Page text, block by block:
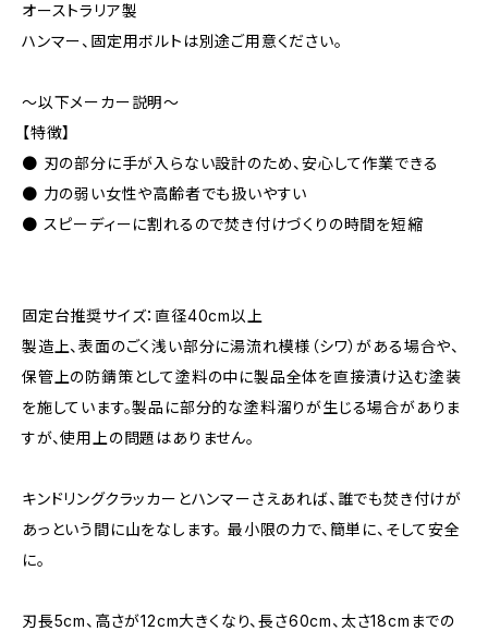
オーストラリア製
ハンマー、固定用ボルトは別途ご用意ください。
～以下メーカー説明～
【特徴】
● 刃の部分に手が入らない設計のため、安心して作業できる
● 力の弱い女性や高齢者でも扱いやすい
● スピーディーに割れるので焚き付けづくりの時間を短縮
固定台推奨サイズ：直径40cm以上
製造上、表面のごく浅い部分に湯流れ模様（シワ）がある場合や、
保管上の防錆策として塗料の中に製品全体を直接漬け込む塗装
を施しています。製品に部分的な塗料溜りが生じる場合がありま
すが、使用上の問題はありません。
キンドリングクラッカーとハンマーさえあれば、誰でも焚き付けが
あっという間に山をなします。 最小限の力で、簡単に、そして安全
に。
刃長5cm、高さが12cm大きくなり、長さ60cm、太さ18cmまでの